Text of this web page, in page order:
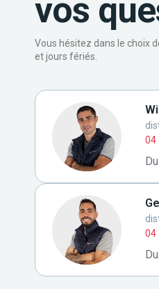
vos
Vous hésitez dans le choix
et jours fériés.
04
04